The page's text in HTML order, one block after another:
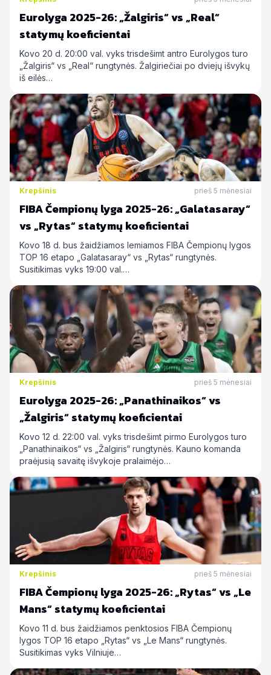
Eurolyga 2025-26: „Žalgiris“ vs „Real“
statymų koeficientai
Kovo 20 d. 20:00 val. vyks trisdešimt antro Eurolygos turo
„Žalgiris“ vs „Real“ rungtynės. Žalgiriečiai po dviejų išvykų
iš eilės…
Krepšinis prieš 5 mėnesiai
FIBA Čempionų lyga 2025-26: „Galatasaray“
vs „Rytas“ statymų koeficientai
Kovo 18 d. bus žaidžiamos lemiamos FIBA Čempionų lygos
TOP 16 etapo „Galatasaray“ vs „Rytas“ rungtynės.
Susitikimas vyks 19:00 val.…
Krepšinis prieš 5 mėnesiai
Eurolyga 2025-26: „Panathinaikos“ vs
„Žalgiris“ statymų koeficientai
Kovo 12 d. 22:00 val. vyks trisdešimt pirmo Eurolygos turo
„Panathinaikos“ vs „Žalgiris“ rungtynės. Kauno komanda
praėjusią savaitę išvykoje pralaimėjo…
Krepšinis prieš 5 mėnesiai
FIBA Čempionų lyga 2025-26: „Rytas“ vs „Le
Mans“ statymų koeficientai
Kovo 11 d. bus žaidžiamos penktosios FIBA Čempionų
lygos TOP 16 etapo „Rytas“ vs „Le Mans“ rungtynės.
Susitikimas vyks Vilniuje…